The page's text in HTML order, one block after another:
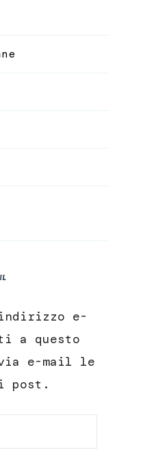
e-
a questo
e-mail le
post.